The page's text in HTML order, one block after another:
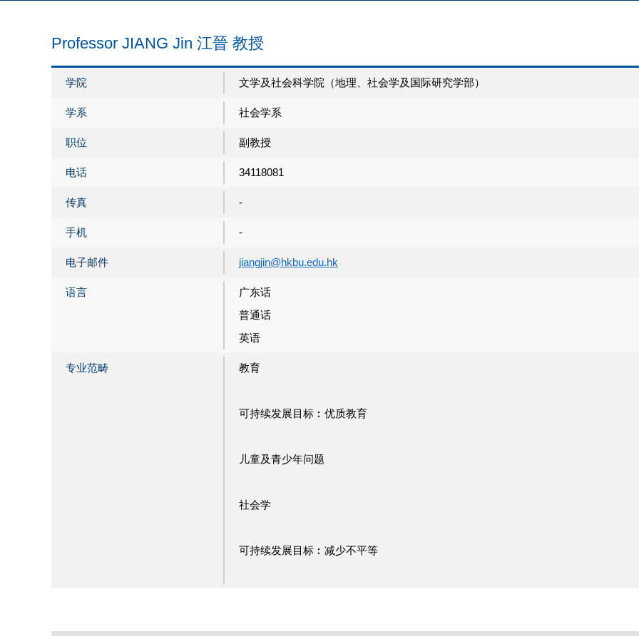
Professor JIANG Jin 江晉 教授
学院 文学及社会科学院（地理、社会学及国际研究学部）
学系 社会学系
职位 副教授
电话 34118081
传真 -
手机 -
电子邮件 jiangjin@hkbu.edu.hk
语言
广东话
普通话
英语
专业范畴 教育
可持续发展目标︰优质教育
儿童及青少年问题
社会学
可持续发展目标︰减少不平等